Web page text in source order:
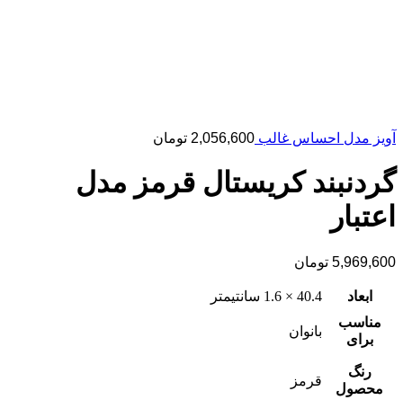
آویز مدل احساس غالب 2,056,600 تومان
گردنبند کریستال قرمز مدل
اعتبار
5,969,600 تومان
ابعاد
40.4 × 1.6 سانتیمتر
مناسب
برای
بانوان
رنگ
محصول
قرمز